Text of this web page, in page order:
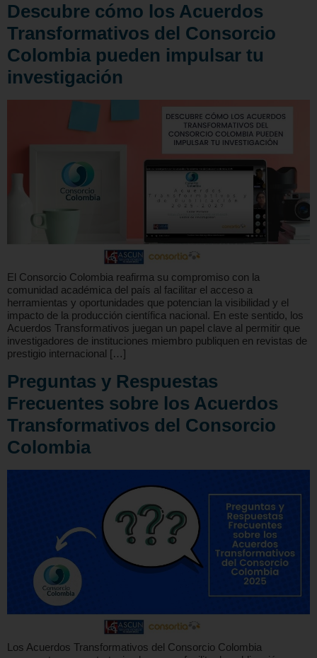
Descubre cómo los Acuerdos
Transformativos del Consorcio
Colombia pueden impulsar tu
investigación
El Consorcio Colombia reafirma su compromiso con la
comunidad académica del país al facilitar el acceso a
herramientas y oportunidades que potencian la visibilidad y el
impacto de la producción científica nacional. En este sentido, los
Acuerdos Transformativos juegan un papel clave al permitir que
investigadores de instituciones miembro publiquen en revistas de
prestigio internacional […]
Preguntas y Respuestas
Frecuentes sobre los Acuerdos
Transformativos del Consorcio
Colombia
Los Acuerdos Transformativos del Consorcio Colombia